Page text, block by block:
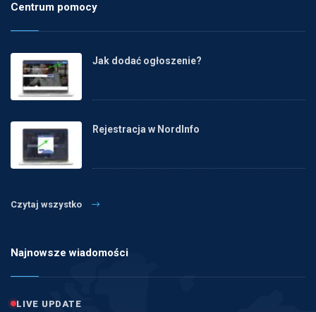
Centrum pomocy
Jak dodać ogłoszenie?
Rejestracja w NordInfo
Czytaj wszystko
Najnowsze wiadomości
LIVE UPDATE